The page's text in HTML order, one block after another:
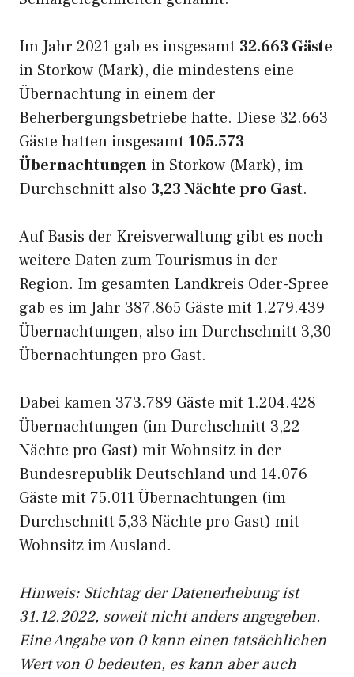
Im Jahr 2021 gab es insgesamt 32.663 Gäste
in Storkow (Mark), die mindestens eine
Übernachtung in einem der
Beherbergungsbetriebe hatte. Diese 32.663
Gäste hatten insgesamt 105.573
Übernachtungen in Storkow (Mark), im
Durchschnitt also 3,23 Nächte pro Gast.
Auf Basis der Kreisverwaltung gibt es noch
weitere Daten zum Tourismus in der
Region. Im gesamten Landkreis Oder-Spree
gab es im Jahr 387.865 Gäste mit 1.279.439
Übernachtungen, also im Durchschnitt 3,30
Übernachtungen pro Gast.
Dabei kamen 373.789 Gäste mit 1.204.428
Übernachtungen (im Durchschnitt 3,22
Nächte pro Gast) mit Wohnsitz in der
Bundesrepublik Deutschland und 14.076
Gäste mit 75.011 Übernachtungen (im
Durchschnitt 5,33 Nächte pro Gast) mit
Wohnsitz im Ausland.
Hinweis: Stichtag der Datenerhebung ist
31.12.2022, soweit nicht anders angegeben.
Eine Angabe von 0 kann einen tatsächlichen
Wert von 0 bedeuten, es kann aber auch